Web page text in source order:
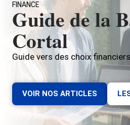
FINANCE
Guide de la
Cortal
Guide vers des choix
VOIR NOS ARTICLES